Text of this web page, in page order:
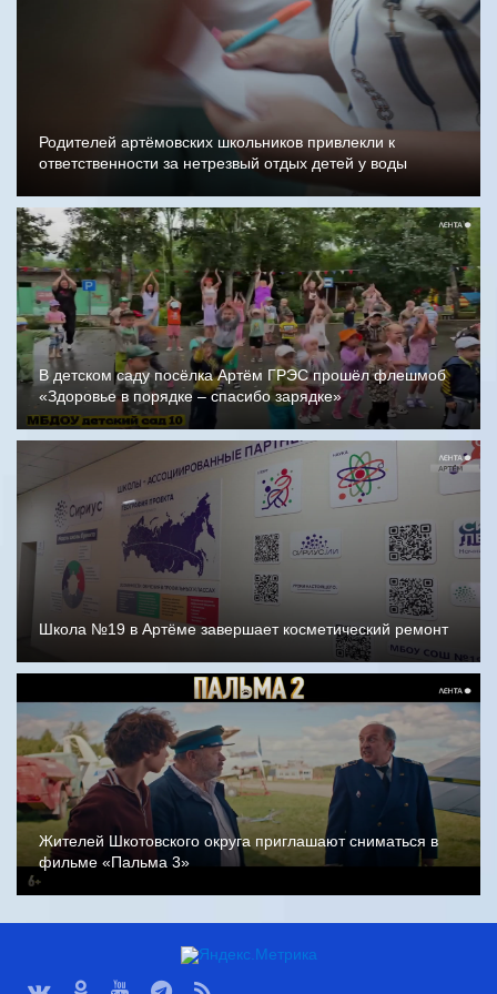
Родителей артёмовских школьников привлекли к
ответственности за нетрезвый отдых детей у воды
В детском саду посёлка Артём ГРЭС прошёл флешмоб
«Здоровье в порядке – спасибо зарядке»
Школа №19 в Артёме завершает косметический ремонт
Жителей Шкотовского округа приглашают сниматься в
фильме «Пальма 3»